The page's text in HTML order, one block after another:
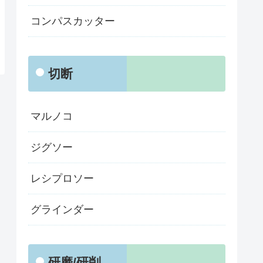
コンパスカッター
切断
マルノコ
ジグソー
レシプロソー
グラインダー